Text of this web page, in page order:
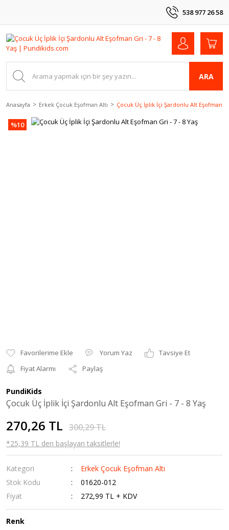
538 977 26 58
ARA
Anasayfa Erkek Çocuk Eşofman Altı Çocuk Üç İplik İçi Şardonlu Alt Eşofman
%10
Yorum Yaz
Tavsiye Et
Fiyat Alarmı
Paylaş
PundiKids
Çocuk Üç İplik İçi Şardonlu Alt Eşofman Gri - 7 - 8 Yaş
270,26 TL 300,29 TL
*25,39 TL den başlayan taksitlerle!
Kategori
Erkek Çocuk Eşofman Altı
Stok Kodu
01620-012
Fiyat
272,99 TL + KDV
Renk